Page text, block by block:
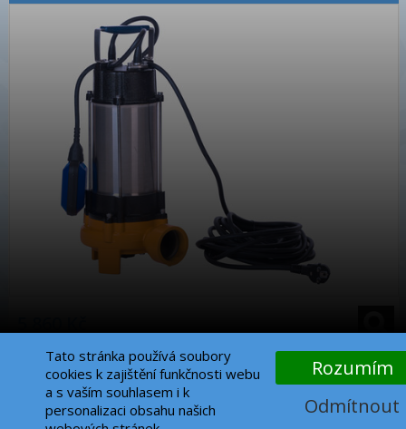
Nahoru
KONTAKT
Tato stránka používá soubory
cookies k zajištění funkčnosti webu
a s vaším souhlasem i k
personalizaci obsahu našich
Rozumím
Odmítnout